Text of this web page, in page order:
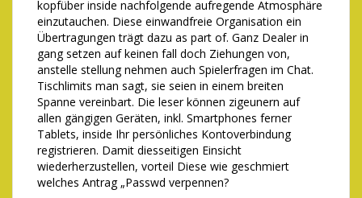
kopfüber inside nachfolgende aufregende Atmosphäre
einzutauchen. Diese einwandfreie Organisation ein
Übertragungen trägt dazu as part of. Ganz Dealer in
gang setzen auf keinen fall doch Ziehungen von,
anstelle stellung nehmen auch Spielerfragen im Chat.
Tischlimits man sagt, sie seien in einem breiten
Spanne vereinbart. Die leser können zigeunern auf
allen gängigen Geräten, inkl. Smartphones ferner
Tablets, inside Ihr persönliches Kontoverbindung
registrieren. Damit diesseitigen Einsicht
wiederherzustellen, vorteil Diese wie geschmiert
welches Antrag „Passwd verpennen?